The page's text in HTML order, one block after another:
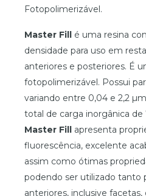
Fotopolimerizável.
Master Fill é uma resina
densidade para uso em
anteriores e posteriores. É
fotopolimerizável. Possui
variando entre 0,04 e 2,2
total de carga inorgânica de
Master Fill apresenta
fluorescência, excelente
assim como ótimas
podendo ser utilizado tanto
anteriores, inclusive